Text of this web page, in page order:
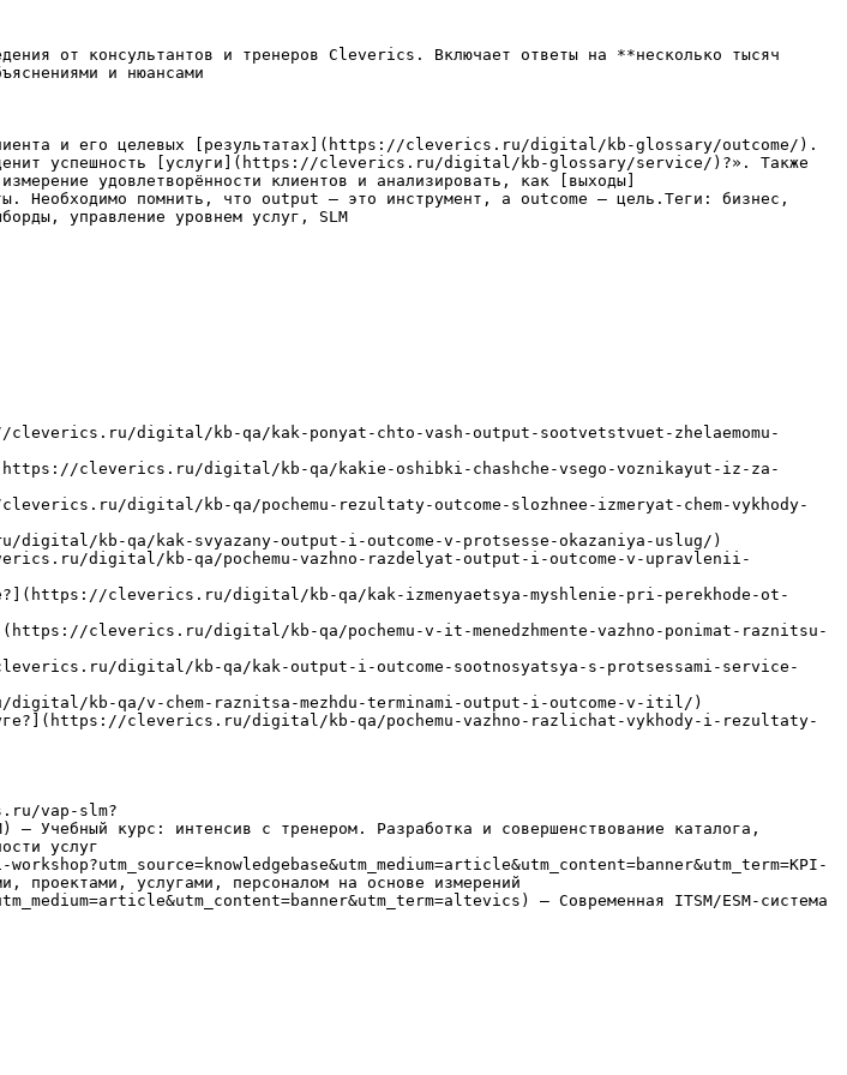
от консультантов и тренеров Cleverics. Включает ответы на **несколько тысяч
и нюансами
клиента и его целевых [результатах](https://cleverics.ru/digital/kb-glossary/outcome/).
оценит успешность [услуги](https://cleverics.ru/digital/kb-glossary/service/)?». Также
удовлетворённости клиентов и анализировать, как [выходы]
помнить, что output — это инструмент, а outcome — цель.Теги: бизнес,
управление уровнем услуг, SLM
cleverics.ru/digital/kb-qa/kak-ponyat-chto-vash-output-sootvetstvuet-zhelaemomu-
cleverics.ru/digital/kb-qa/kakie-oshibki-chashche-vsego-voznikayut-iz-za-
digital/kb-qa/pochemu-rezultaty-outcome-slozhnee-izmeryat-chem-vykhody-
digital/kb-qa/kak-svyazany-output-i-outcome-v-protsesse-okazaniya-uslug/)
digital/kb-qa/pochemu-vazhno-razdelyat-output-i-outcome-v-upravlenii-
cleverics.ru/digital/kb-qa/kak-izmenyaetsya-myshlenie-pri-perekhode-ot-
cleverics.ru/digital/kb-qa/pochemu-v-it-menedzhmente-vazhno-ponimat-raznitsu-
cleverics.ru/digital/kb-qa/kak-output-i-outcome-sootnosyatsya-s-protsessami-service-
digital/kb-qa/v-chem-raznitsa-mezhdu-terminami-output-i-outcome-v-itil/)
cleverics.ru/digital/kb-qa/pochemu-vazhno-razlichat-vykhody-i-rezultaty-
vap-slm?
— Учебный курс: интенсив с тренером. Разработка и совершенствование каталога,
услуг
проектами, услугами, персоналом на основе измерений
— Современная ITSM/ESM-система